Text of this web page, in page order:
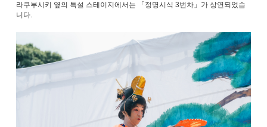
라쿠부시키 옆의 특설 스테이지에서는 「정명시식 3번차」가 상연되었습
니다.